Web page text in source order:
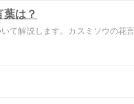
葉は？
いて解説します。カスミソウの花